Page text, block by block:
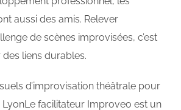
aussi des amis. Relever
de scènes improvisées, c’est
liens durables.
d’improvisation théâtrale pour
facilitateur Improveo est un